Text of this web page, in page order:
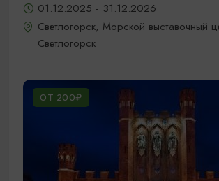
01.12.2025 - 31.12.2026
Светлогорск, Морской выставочный
Светлогорск
ОТ 200₽